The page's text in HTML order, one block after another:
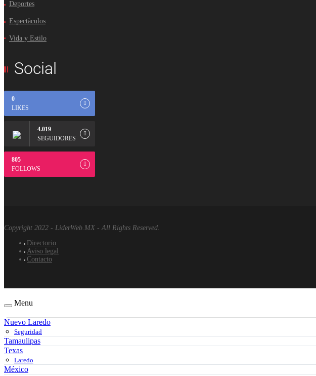
Deportes
Espectàculos
Vida y Estilo
Social
0
LIKES
4.019
SEGUIDORES
805
FOLLOWS
Copyright 2022 - LiderWeb.MX - All Rights Reserved.
Directorio
Aviso legal
Contacto
Menu
Nuevo Laredo
Seguridad
Tamaulipas
Texas
Laredo
México